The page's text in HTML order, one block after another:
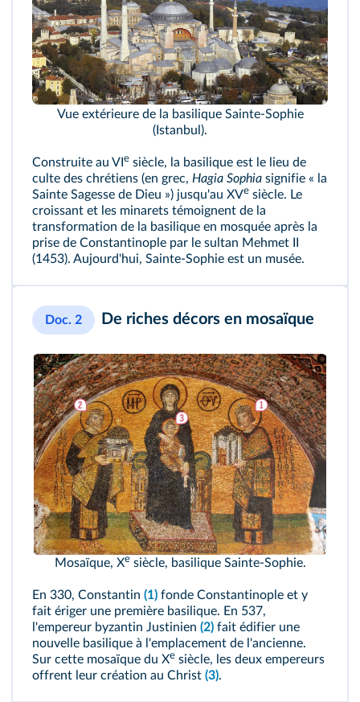
Vue extérieure de la basilique Sainte-Sophie
(Istanbul).
Construite au VI e siècle, la basilique est le lieu de
culte des chrétiens (en grec, Hagia Sophia signifie « la
Sainte Sagesse de Dieu ») jusqu'au XVe siècle. Le
croissant et les minarets témoignent de la
transformation de la basilique en mosquée après la
prise de Constantinople par le sultan Mehmet II
(1453). Aujourd'hui, Sainte-Sophie est un musée.
Doc. 2 De riches décors en mosaïque
Mosaïque, Xesiècle, basilique Sainte-Sophie.
En 330, Constantin (1) fonde Constantinople et y
fait ériger une première basilique. En 537,
l'empereur byzantin Justinien (2) fait édifier une
nouvelle basilique à l'emplacement de l'ancienne.
Sur cette mosaïque du Xe siècle, les deux empereurs
offrent leur création au Christ (3).